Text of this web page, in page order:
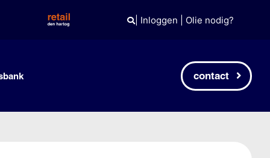
| Inloggen Olie nodig?
contact